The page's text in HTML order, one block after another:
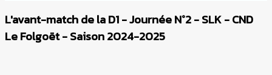
L'avant-match de la D1 - Journée N°2 - SLK - CND
Le Folgoët - Saison 2024-2025